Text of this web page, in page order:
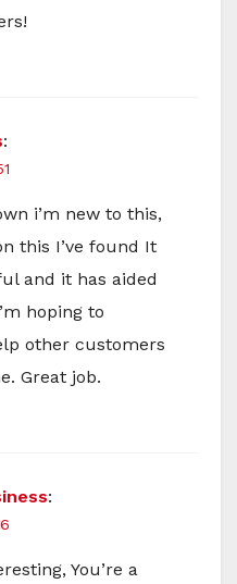
:
i’m new to this,
this I’ve found It
and it has aided
hoping to
other customers
Great job.
:
You’re a